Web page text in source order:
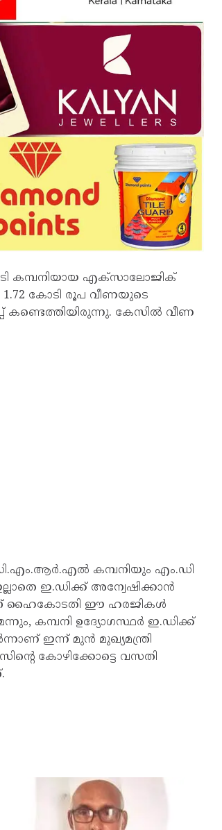
കമ്പനിയായ എക്‌സാലോജിക്‌
1.72 കോടി രൂപ വീണയുടെ
കണ്ടെത്തിയിരുന്നു. കേസിൽ വീണ
കമ്പനിയും എം.ഡി
ഇ.ഡിക്ക് അന്വേഷിക്കാൻ
26ന് ഹൈകോടതി ഈ ഹരജികൾ
കമ്പനി ഉദ്യോഗസ്ഥർ ഇ.ഡിക്ക്
ഇന്ന് മുൻ മുഖ്യമന്ത്രി
കോഴിക്കോട്ടെ വസതി